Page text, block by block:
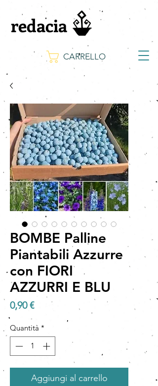
CARRELLO
redacia
BOMBE Palline
Piantabili Azzurre
con FIORI
AZZURRI E BLU
0,90 €Prezzo
Quantità *
Aggiungi al carrello